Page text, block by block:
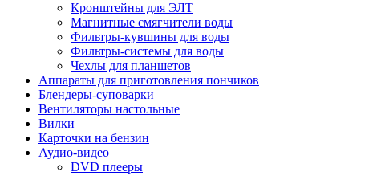
Кронштейны для ЭЛТ
Магнитные смягчители воды
Фильтры-кувшины для воды
Фильтры-системы для воды
Чехлы для планшетов
Аппараты для приготовления пончиков
Блендеры-суповарки
Вентиляторы настольные
Вилки
Карточки на бензин
Аудио-видео
DVD плееры